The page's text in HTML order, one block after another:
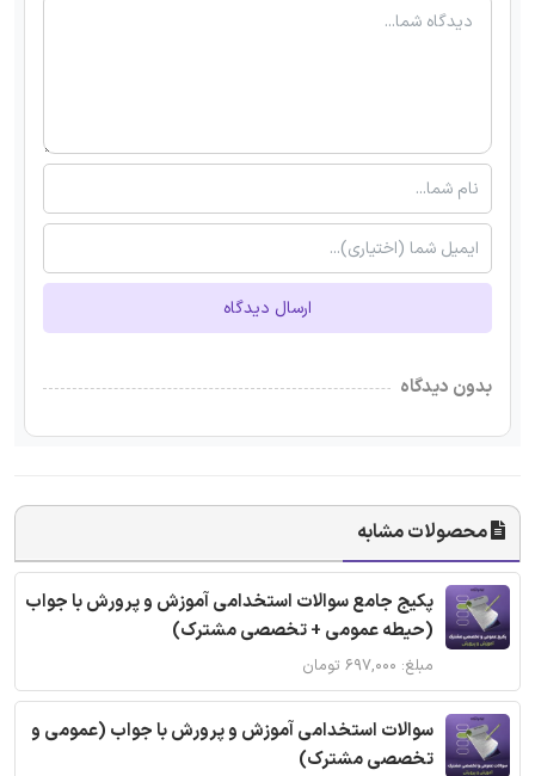
ارسال دیدگاه
بدون دیدگاه
محصولات مشابه
پکیج جامع سوالات استخدامی آموزش و پرورش با جواب
(حیطه عمومی + تخصصی مشترک)
مبلغ: ۶۹۷,۰۰۰ تومان
سوالات استخدامی آموزش و پرورش با جواب (عمومی و
تخصصی مشترک)